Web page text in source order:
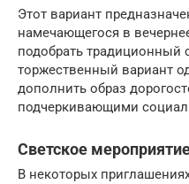
Этот вариант
намечающегося в
подобрать традиционный
торжественный вариант
дополнить образ
подчеркивающими
Светское
В некоторых